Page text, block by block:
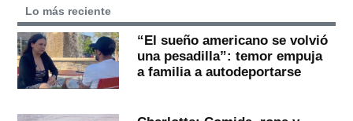
Lo más reciente
“El sueño americano se volvió
una pesadilla”: temor empuja
a familia a autodeportarse